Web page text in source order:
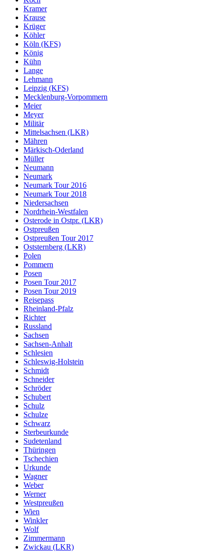
Kramer
Krause
Krüger
Köhler
Köln (KFS)
König
Kühn
Lange
Lehmann
Leipzig (KFS)
Mecklenburg-Vorpommern
Meier
Meyer
Militär
Mittelsachsen (LKR)
Mähren
Märkisch-Oderland
Müller
Neumann
Neumark
Neumark Tour 2016
Neumark Tour 2018
Niedersachsen
Nordrhein-Westfalen
Osterode in Ostpr. (LKR)
Ostpreußen
Ostpreußen Tour 2017
Oststernberg (LKR)
Polen
Pommern
Posen
Posen Tour 2017
Posen Tour 2019
Reisepass
Rheinland-Pfalz
Richter
Russland
Sachsen
Sachsen-Anhalt
Schlesien
Schleswig-Holstein
Schmidt
Schneider
Schröder
Schubert
Schulz
Schulze
Schwarz
Sterbeurkunde
Sudetenland
Thüringen
Tschechien
Urkunde
Wagner
Weber
Werner
Westpreußen
Wien
Winkler
Wolf
Zimmermann
Zwickau (LKR)